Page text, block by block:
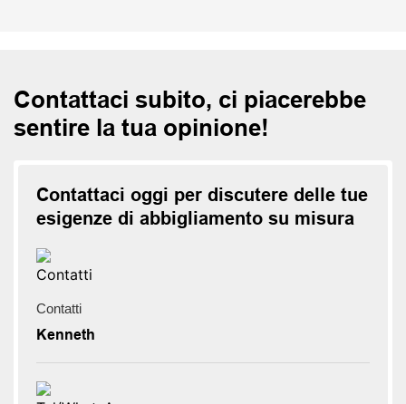
Contattaci subito, ci piacerebbe
sentire la tua opinione!
Contattaci oggi per discutere delle tue
esigenze di abbigliamento su misura
Contatti
Kenneth